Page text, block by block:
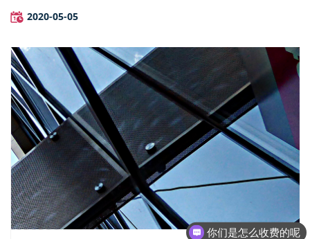
2020-05-05
你们是怎么收费的呢